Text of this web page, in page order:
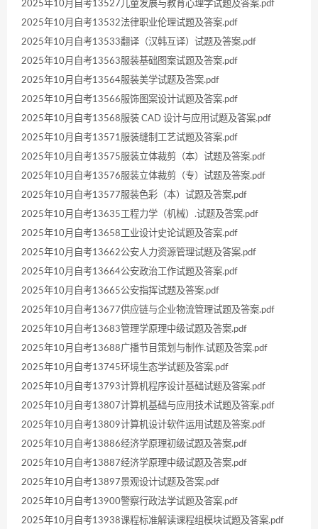
2025年10月自考13527儿童发展与教育心理学试题及答案.pdf
2025年10月自考13532法律职业伦理试题及答案.pdf
2025年10月自考13533翻译（汉韩互译）试题及答案.pdf
2025年10月自考13563服装基础图案试题及答案.pdf
2025年10月自考13564服装美学试题及答案.pdf
2025年10月自考13566服饰图案设计试题及答案.pdf
2025年10月自考13568服装 CAD 设计与应用试题及答案.pdf
2025年10月自考13571服装缝制工艺试题及答案.pdf
2025年10月自考13575服装立体裁剪（本）试题及答案.pdf
2025年10月自考13576服装立体裁剪（专）试题及答案.pdf
2025年10月自考13577服装色彩（本）试题及答案.pdf
2025年10月自考13635工程力学（机械）.试题及答案.pdf
2025年10月自考13658工业设计史论试题及答案.pdf
2025年10月自考13662公安人力资源管理试题及答案.pdf
2025年10月自考13664公安政治工作试题及答案.pdf
2025年10月自考13665公安指挥试题及答案.pdf
2025年10月自考13677供应链与企业物流管理试题及答案.pdf
2025年10月自考13683管理学原理中级试题及答案.pdf
2025年10月自考13688广播节目策划与制作.试题及答案.pdf
2025年10月自考13745环境生态学试题及答案.pdf
2025年10月自考13793计算机程序设计基础试题及答案.pdf
2025年10月自考13807计算机基础与应用技术试题及答案.pdf
2025年10月自考13809计算机设计软件运用试题及答案.pdf
2025年10月自考13886经济学原理初级试题及答案.pdf
2025年10月自考13887经济学原理中级试题及答案.pdf
2025年10月自考13897景观设计试题及答案.pdf
2025年10月自考13900警察行政法学试题及答案.pdf
2025年10月自考13938课程标准解读课程组模块试题及答案.pdf